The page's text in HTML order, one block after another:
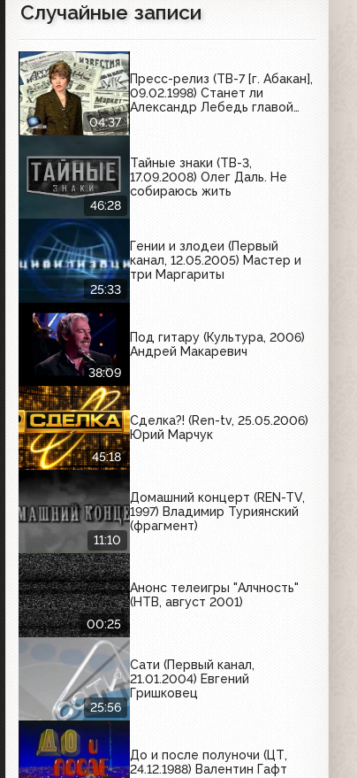
Случайные записи
04:37
Пресс-релиз (ТВ-7 [г. Абакан],
09.02.1998) Станет ли
Александр Лебедь главой
46:28
Тайные знаки (ТВ-3,
17.09.2008) Олег Даль. Не
собираюсь жить
25:33
Гении и злодеи (Первый
канал, 12.05.2005) Мастер и
три Маргариты
38:09
Под гитару (Культура, 2006)
Андрей Макаревич
45:18
Сделка?! (Ren-tv, 25.05.2006)
Юрий Марчук
11:10
Домашний концерт (REN-TV,
1997) Владимир Туриянский
(фрагмент)
00:25
Анонс телеигры "Алчность"
(НТВ, август 2001)
25:56
Сати (Первый канал,
21.01.2004) Евгений
Гришковец
До и после полуночи (ЦТ,
24.12.1988) Валентин Гафт